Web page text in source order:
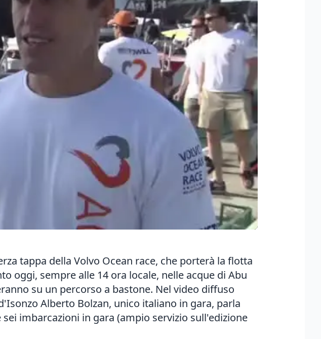
tappa della Volvo Ocean race, che porterà la flotta
oggi, sempre alle 14 ora locale, nelle acque di Abu
su un percorso a bastone. Nel video diffuso
Alberto Bolzan, unico italiano in gara, parla
imbarcazioni in gara (ampio servizio sull'edizione